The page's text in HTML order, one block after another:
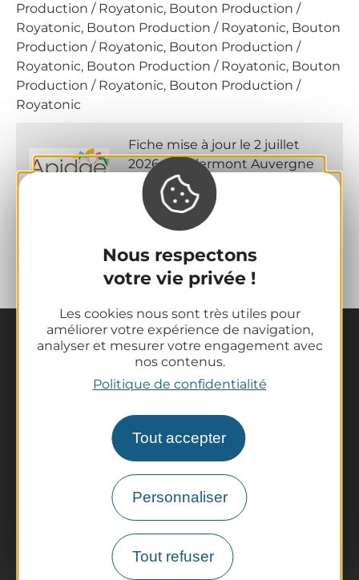
Nous respectons
votre vie privée !
Les cookies nous sont très utiles pour
améliorer votre expérience de navigation,
analyser et mesurer votre engagement avec
nos contenus.
Politique de confidentialité
Tout accepter
Personnaliser
Tout refuser
Production / Royatonic, Bouton Production /
Royatonic, Bouton Production / Royatonic, Bouton
Production / Royatonic, Bouton Production /
Royatonic, Bouton Production / Royatonic, Bouton
Production / Royatonic, Bouton Production /
Royatonic
Fiche mise à jour le 2 juillet
2026 par Clermont Auvergne
Volcans
La destination
Nos incontournables
L'Auvergne des Volcans
Randonnées
Préparer son voyage
Informations pratiques